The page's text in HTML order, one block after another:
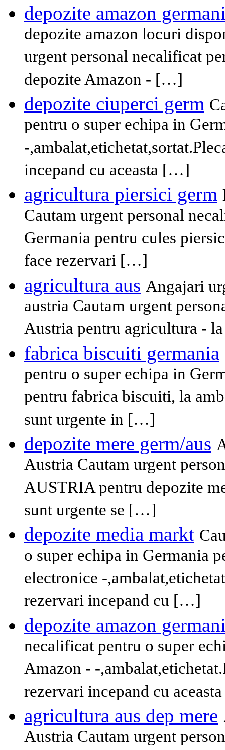
depozite amazon
depozite amazon locuri
urgent personal necalificat
depozite Amazon - […]
depozite ciuperci germ
pentru o super echipa in
-
incepand cu aceasta […]
agricultura piersici germ
Cautam urgent personal
Germania pentru cules
face rezervari […]
agricultura aus Angajari
austria Cautam urgent
Austria pentru agricultura -
fabrica biscuiti germania
pentru o super echipa in
pentru fabrica biscuiti, la
sunt urgente in […]
depozite mere germ/aus
Austria Cautam urgent
AUSTRIA pentru depozite
sunt urgente se […]
depozite media markt
o super echipa in Germania
electronice -
rezervari incepand cu […]
depozite amazon
necalificat pentru o super
Amazon - -
rezervari incepand cu
agricultura aus dep mere
Austria Cautam urgent